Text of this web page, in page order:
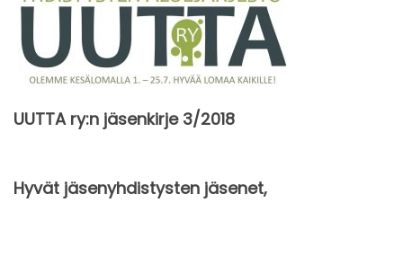
UUTTA ry:n jäsenkirje 3/2018
Hyvät jäsenyhdistysten jäsenet,